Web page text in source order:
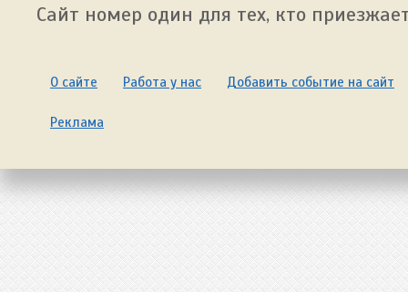
Сайт номер один для тех, кто
О сайте Работа у нас Добавить событие на сайт
Реклама